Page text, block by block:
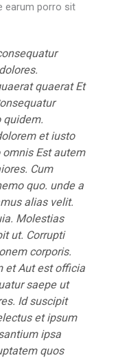
earum porro sit
quaeratEt
quidem.
et iusto
Est autem
Cum
quo. unde a
alias velit.
Molestias
ut. Corrupti
corporis.
et Aut est officia
saepe ut
Id suscipit
et ipsum
ipsa
quos